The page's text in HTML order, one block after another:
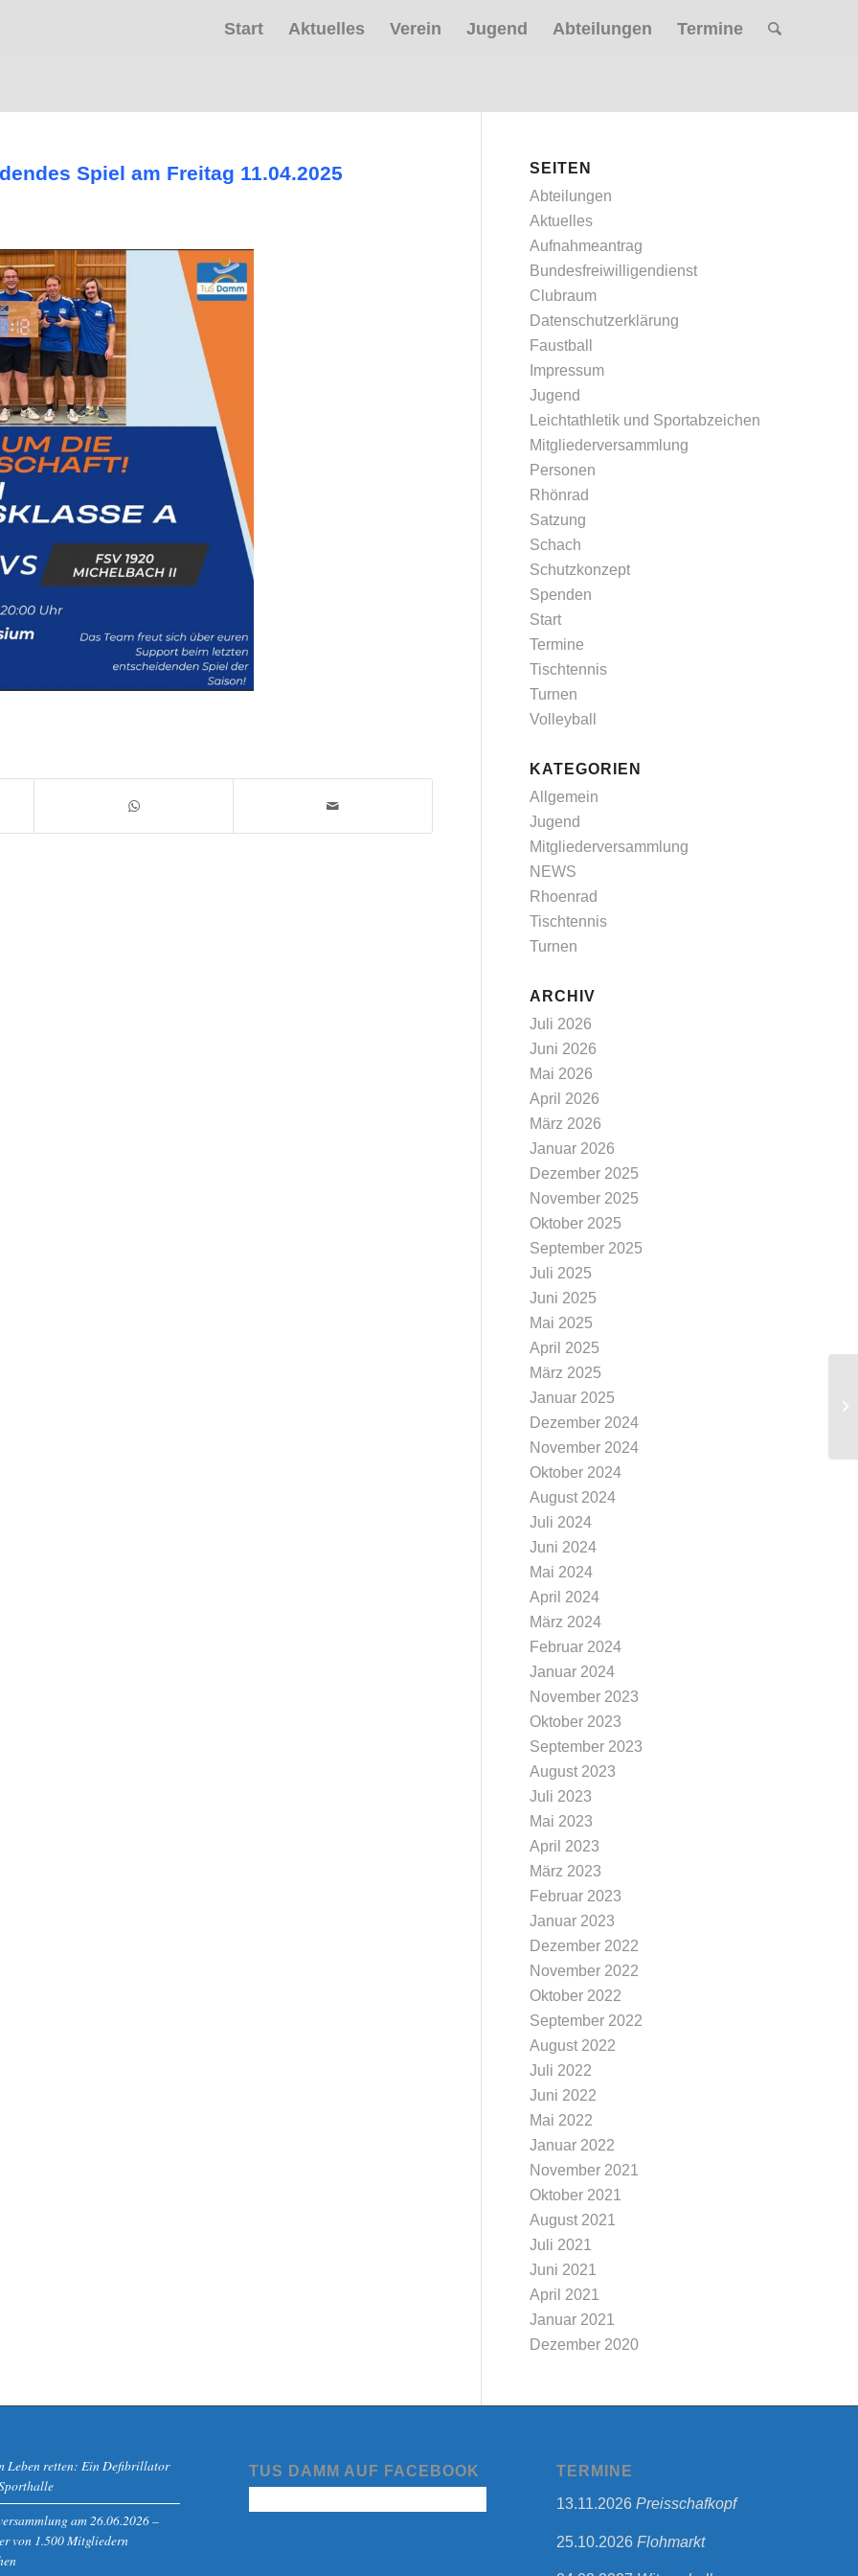
Start Aktuelles Verein Jugend Abteilungen Termine
Spiel am Freitag 11.04.2025
SEITEN
Abteilungen
Aktuelles
Aufnahmeantrag
Bundesfreiwilligendienst
Clubraum
Datenschutzerklärung
Faustball
Impressum
Jugend
Leichtathletik und Sportabzeichen
Mitgliederversammlung
Personen
Rhönrad
Satzung
Schach
Schutzkonzept
Spenden
Start
Termine
Tischtennis
Turnen
Volleyball
KATEGORIEN
Allgemein
Jugend
Mitgliederversammlung
NEWS
Rhoenrad
Tischtennis
Turnen
ARCHIV
Juli 2026
Juni 2026
Mai 2026
April 2026
März 2026
Januar 2026
Dezember 2025
November 2025
Oktober 2025
September 2025
Juli 2025
Juni 2025
Mai 2025
April 2025
März 2025
Januar 2025
Dezember 2024
November 2024
Oktober 2024
August 2024
Juli 2024
Juni 2024
Mai 2024
April 2024
März 2024
Februar 2024
Januar 2024
November 2023
Oktober 2023
September 2023
August 2023
Juli 2023
Mai 2023
April 2023
März 2023
Februar 2023
Januar 2023
Dezember 2022
November 2022
Oktober 2022
September 2022
August 2022
Juli 2022
Juni 2022
Mai 2022
Januar 2022
November 2021
Oktober 2021
August 2021
Juli 2021
Juni 2021
April 2021
Januar 2021
Dezember 2020
Leben retten: Ein Defibrillator
am 26.06.2026 –
von 1.500 Mitgliedern
TUS DAMM AUF FACEBOOK TERMINE
13.11.2026 Preisschafkopf
25.10.2026 Flohmarkt